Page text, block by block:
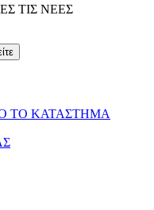
ΤΙΣ ΝΕΕΣ
ΤΟ ΚΑΤΑΣΤΗΜΑ